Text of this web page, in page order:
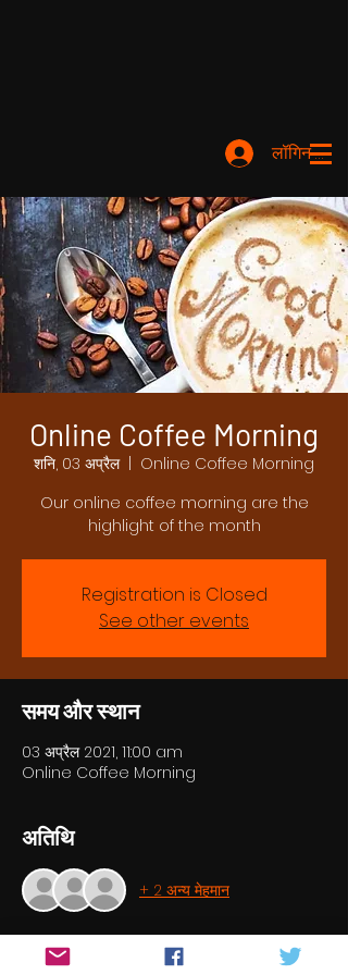
लॉगिन करें
Online Coffee Morning
शनि, 03 अप्रैल
  |
Online Coffee Morning
Our online coffee morning are the
highlight of the month
Registration is Closed
See other events
समय और स्थान
03 अप्रैल 2021, 11:00 am
Online Coffee Morning
अतिथि
+ 2 अन्य मेहमान
इवेंट के बारे में